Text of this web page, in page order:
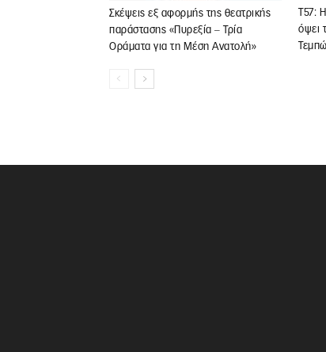
Σκέψεις εξ αφορμής της θεατρικής
παράστασης «Πυρεξία ‒ Τρία
Οράματα για τη Μέση Ανατολή»
Τ57:
όψει